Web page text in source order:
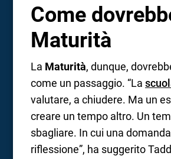
Come
Maturità
La Maturità, dunque,
come un passaggio. “La
valutare, a chiudere. Ma un
creare un tempo altro. Un
sbagliare. In cui una
riflessione”, ha suggerito